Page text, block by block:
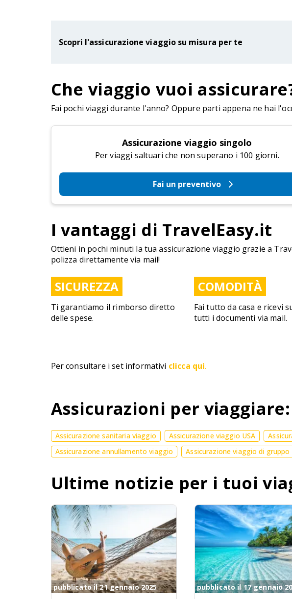
Scopri l'assicurazione viaggio su misura per te
Che viaggio vuoi
Fai pochi viaggi durante l'anno? Oppure parti appena ne hai
Assicurazione viaggio singolo
Per viaggi saltuari che non superano i 100 giorni.
Fai un preventivo
I vantaggi di TravelEasy.it
Ottieni in pochi minuti la tua assicurazione viaggio grazie a
polizza direttamente via mail!
SICUREZZA
Ti garantiamo il rimborso diretto
delle spese.
COMODITÀ
Fai tutto da casa e ricevi
tutti i documenti via mail.
Per consultare i set informativi clicca qui.
Assicurazioni per
Assicurazione sanitaria viaggio Assicurazione viaggio USA
Assicurazione annullamento viaggio
Assicurazione viaggio di gruppo
Ultime notizie per i tuoi
pubblicato il 21 gennaio 2025 pubblicato il 17 gennaio